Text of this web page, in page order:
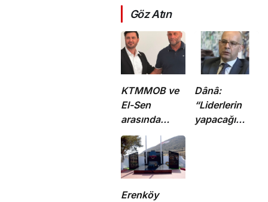
Göz Atın
KTMMOB ve
El-Sen
arasında
“Ortak Enerji
Komitesi İş
Birliği
Protokolü”
imzalandı
Dânâ:
“Liderlerin
yapacağı
Erenköy